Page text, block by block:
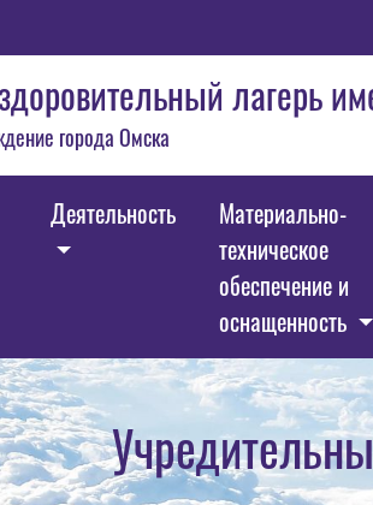
лагерь
города Омска
Деятельность
Материально-
техническое
обеспечение и
оснащенность